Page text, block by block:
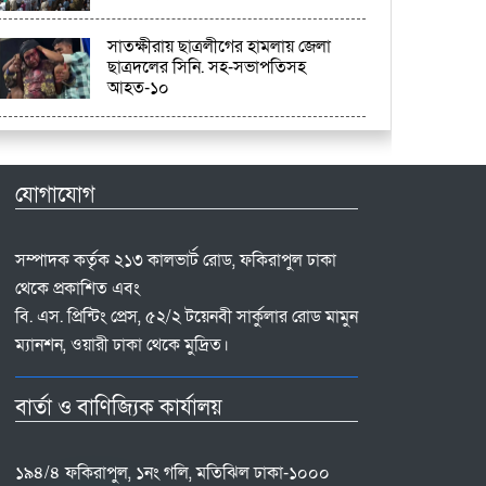
সাতক্ষীরায় ছাত্রলীগের হামলায় জেলা
ছাত্রদলের সিনি. সহ-সভাপতিসহ
আহত-১০
যোগাযোগ
সম্পাদক কর্তৃক ২১৩ কালভার্ট রোড, ফকিরাপুল ঢাকা
থেকে প্রকাশিত এবং
বি. এস. প্রিন্টিং প্রেস, ৫২/২ টয়েনবী সার্কুলার রোড মামুন
ম্যানশন, ওয়ারী ঢাকা থেকে মুদ্রিত।
বার্তা ও বাণিজ্যিক কার্যালয়
১৯৪/৪ ফকিরাপুল, ১নং গলি, মতিঝিল ঢাকা-১০০০